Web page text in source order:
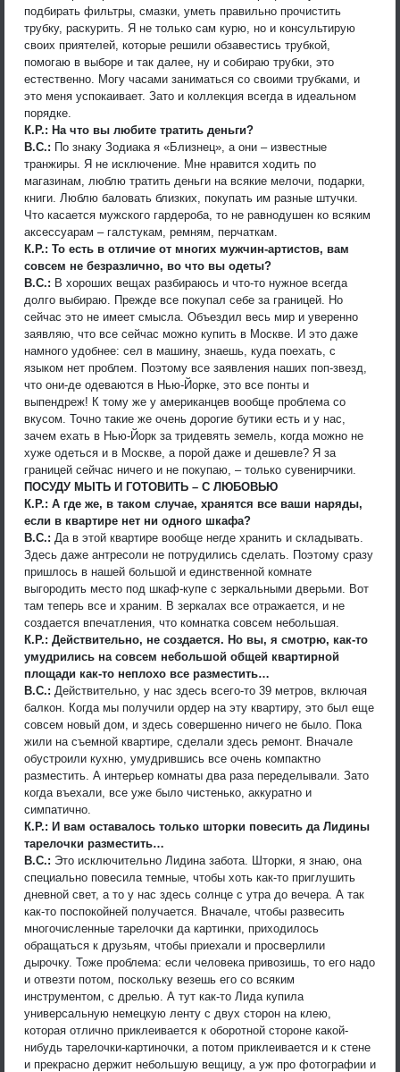
подбирать фильтры, смазки, уметь правильно прочистить
трубку, раскурить. Я не только сам курю, но и консультирую
своих приятелей, которые решили обзавестись трубкой,
помогаю в выборе и так далее, ну и собираю трубки, это
естественно. Могу часами заниматься со своими трубками, и
это меня успокаивает. Зато и коллекция всегда в идеальном
порядке.
К.Р.: На что вы любите тратить деньги?
В.С.: По знаку Зодиака я «Близнец», а они – известные
транжиры. Я не исключение. Мне нравится ходить по
магазинам, люблю тратить деньги на всякие мелочи, подарки,
книги. Люблю баловать близких, покупать им разные штучки.
Что касается мужского гардероба, то не равнодушен ко всяким
аксессуарам – галстукам, ремням, перчаткам.
К.Р.: То есть в отличие от многих мужчин-артистов, вам
совсем не безразлично, во что вы одеты?
В.С.: В хороших вещах разбираюсь и что-то нужное всегда
долго выбираю. Прежде все покупал себе за границей. Но
сейчас это не имеет смысла. Объездил весь мир и уверенно
заявляю, что все сейчас можно купить в Москве. И это даже
намного удобнее: сел в машину, знаешь, куда поехать, с
языком нет проблем. Поэтому все заявления наших поп-звезд,
что они-де одеваются в Нью-Йорке, это все понты и
выпендреж! К тому же у американцев вообще проблема со
вкусом. Точно такие же очень дорогие бутики есть и у нас,
зачем ехать в Нью-Йорк за тридевять земель, когда можно не
хуже одеться и в Москве, а порой даже и дешевле? Я за
границей сейчас ничего и не покупаю, – только сувенирчики.
ПОСУДУ МЫТЬ И ГОТОВИТЬ – С ЛЮБОВЬЮ
К.Р.: А где же, в таком случае, хранятся все ваши наряды,
если в квартире нет ни одного шкафа?
В.С.: Да в этой квартире вообще негде хранить и складывать.
Здесь даже антресоли не потрудились сделать. Поэтому сразу
пришлось в нашей большой и единственной комнате
выгородить место под шкаф-купе с зеркальными дверьми. Вот
там теперь все и храним. В зеркалах все отражается, и не
создается впечатления, что комнатка совсем небольшая.
К.Р.: Действительно, не создается. Но вы, я смотрю, как-то
умудрились на совсем небольшой общей квартирной
площади как-то неплохо все разместить…
В.С.: Действительно, у нас здесь всего-то 39 метров, включая
балкон. Когда мы получили ордер на эту квартиру, это был еще
совсем новый дом, и здесь совершенно ничего не было. Пока
жили на съемной квартире, сделали здесь ремонт. Вначале
обустроили кухню, умудрившись все очень компактно
разместить. А интерьер комнаты два раза переделывали. Зато
когда въехали, все уже было чистенько, аккуратно и
симпатично.
К.Р.: И вам оставалось только шторки повесить да Лидины
тарелочки разместить…
В.С.: Это исключительно Лидина забота. Шторки, я знаю, она
специально повесила темные, чтобы хоть как-то приглушить
дневной свет, а то у нас здесь солнце с утра до вечера. А так
как-то поспокойней получается. Вначале, чтобы развесить
многочисленные тарелочки да картинки, приходилось
обращаться к друзьям, чтобы приехали и просверлили
дырочку. Тоже проблема: если человека привозишь, то его надо
и отвезти потом, поскольку везешь его со всяким
инструментом, с дрелью. А тут как-то Лида купила
универсальную немецкую ленту с двух сторон на клею,
которая отлично приклеивается к оборотной стороне какой-
нибудь тарелочки-картиночки, а потом приклеивается и к стене
и прекрасно держит небольшую вещицу, а уж про фотографии и